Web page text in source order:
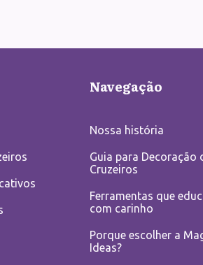
Navegação
Nossa história
Guia para Decoração
Cruzeiros
Ferramentas que
com carinho
Porque escolher a
Ideas?